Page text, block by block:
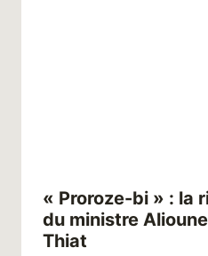
« Proroze-bi » : la
du ministre
Thiat